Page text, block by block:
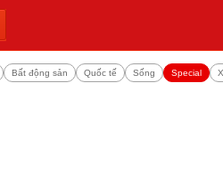
Bất động sản Quốc tế Sống Special